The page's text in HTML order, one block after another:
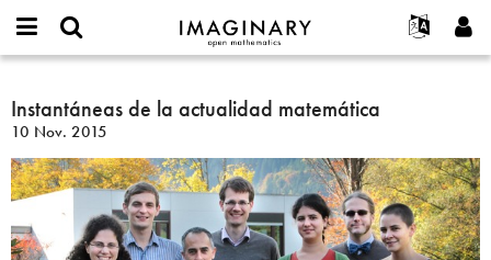
IMAGINARY
open
Français
한국어
Español
Türkçe
Programas
Interactivos
Películas
Textos
Proyectos
Contacto
or
username
*
Contraseña
Crear nueva cuenta
Buscar
Instantáneas
de
la
actualidad
matemática
Instantáneas de la actualidad matemática
10 Nov. 2015